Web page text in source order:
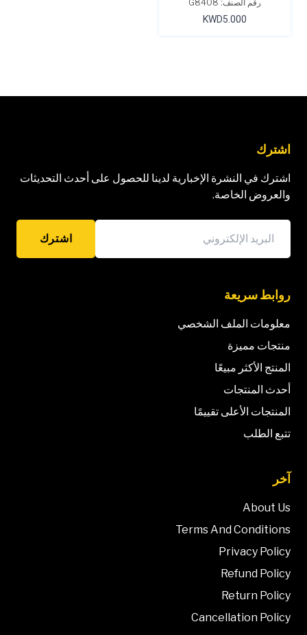
رقم الصنف: G8408
KWD5.000
اشترك
اشترك في النشرة الإخبارية لدينا للحصول على أحدث التحديثات
والعروض الخاصة.
اشترك
روابط سريعة
معلومات الملف الشخصي
منتجات مميزة
المنتج الأكثر مبيعًا
أحدث المنتجات
المنتجات الأعلى تقييمًا
تتبع الطلب
آخر
About Us
Terms And Conditions
Privacy Policy
Refund Policy
Return Policy
Cancellation Policy